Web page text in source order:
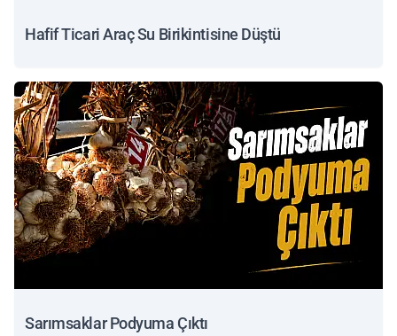
Hafif Ticari Araç Su Birikintisine Düştü
Sarımsaklar Podyuma Çıktı